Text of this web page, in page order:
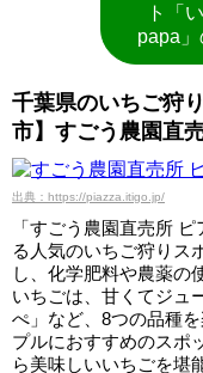
ト「
papa
千葉県のいちご狩
市】すごう農園直
出典：https://piazza.itigo.jp/
「すごう農園直売所
る人気のいちご狩りス
し、化学肥料や農薬の
いちごは、甘くてジュ
ぺ」など、8つの品種
プルにおすすめのスポ
ら美味しいいちごを堪